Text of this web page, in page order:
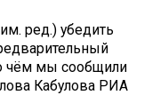
ред.) убедить
чём мы сообщили
Кабулова РИА